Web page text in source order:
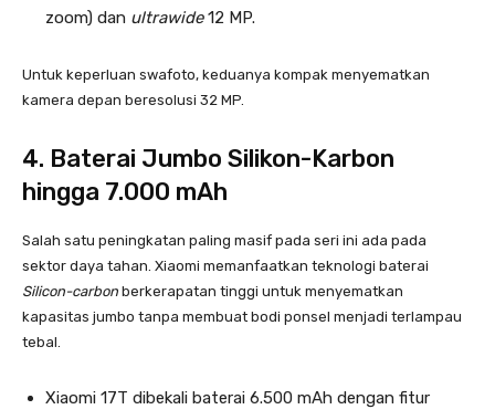
zoom) dan ultrawide12 MP.
Untuk keperluan swafoto, keduanya kompak menyematkan
kamera depan beresolusi 32 MP.
4. Baterai Jumbo Silikon-Karbon
hingga 7.000 mAh
Salah satu peningkatan paling masif pada seri ini ada pada
sektor daya tahan. Xiaomi memanfaatkan teknologi baterai
Silicon-carbon berkerapatan tinggi untuk menyematkan
kapasitas jumbo tanpa membuat bodi ponsel menjadi terlampau
tebal.
Xiaomi 17T dibekali baterai 6.500 mAh dengan fitur